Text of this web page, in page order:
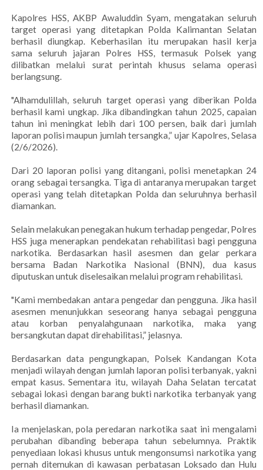
Kapolres HSS, AKBP Awaluddin Syam, mengatakan seluruh
target operasi yang ditetapkan Polda Kalimantan Selatan
berhasil diungkap. Keberhasilan itu merupakan hasil kerja
sama seluruh jajaran Polres HSS, termasuk Polsek yang
dilibatkan melalui surat perintah khusus selama operasi
berlangsung.
"Alhamdulillah, seluruh target operasi yang diberikan Polda
berhasil kami ungkap. Jika dibandingkan tahun 2025, capaian
tahun ini meningkat lebih dari 100 persen, baik dari jumlah
laporan polisi maupun jumlah tersangka,” ujar Kapolres, Selasa
(2/6/2026).
Dari 20 laporan polisi yang ditangani, polisi menetapkan 24
orang sebagai tersangka. Tiga di antaranya merupakan target
operasi yang telah ditetapkan Polda dan seluruhnya berhasil
diamankan.
Selain melakukan penegakan hukum terhadap pengedar, Polres
HSS juga menerapkan pendekatan rehabilitasi bagi pengguna
narkotika. Berdasarkan hasil asesmen dan gelar perkara
bersama Badan Narkotika Nasional (BNN), dua kasus
diputuskan untuk diselesaikan melalui program rehabilitasi.
"Kami membedakan antara pengedar dan pengguna. Jika hasil
asesmen menunjukkan seseorang hanya sebagai pengguna
atau korban penyalahgunaan narkotika, maka yang
bersangkutan dapat direhabilitasi,” jelasnya.
Berdasarkan data pengungkapan, Polsek Kandangan Kota
menjadi wilayah dengan jumlah laporan polisi terbanyak, yakni
empat kasus. Sementara itu, wilayah Daha Selatan tercatat
sebagai lokasi dengan barang bukti narkotika terbanyak yang
berhasil diamankan.
Ia menjelaskan, pola peredaran narkotika saat ini mengalami
perubahan dibanding beberapa tahun sebelumnya. Praktik
penyediaan lokasi khusus untuk mengonsumsi narkotika yang
pernah ditemukan di kawasan perbatasan Loksado dan Hulu